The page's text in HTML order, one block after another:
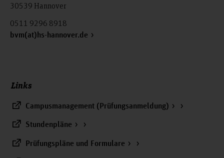
30539 Hannover
0511 9296 8918
bvm(at)hs-hannover.de
Links
Campusmanagement (Prüfungsanmeldung)
Stundenpläne
Prüfungspläne und Formulare